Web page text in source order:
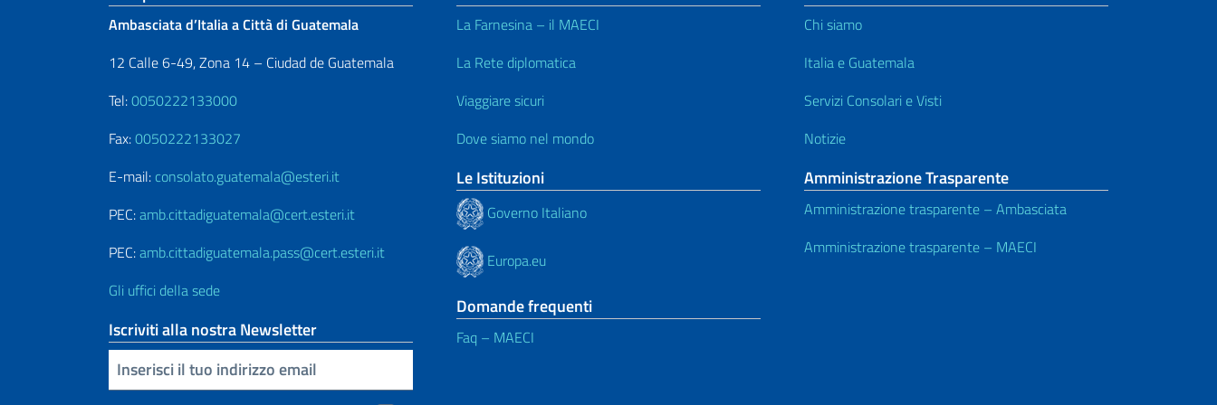
Ambasciata d’Italia a Città di Guatemala
12 Calle 6-49, Zona 14 – Ciudad de Guatemala
Tel:0050222133000
Fax:0050222133027
E-mail: consolato.guatemala@esteri.it
PEC:amb.cittadiguatemala@cert.esteri.it
PEC:amb.cittadiguatemala.pass@cert.esteri.it
Gli uffici della sede
Iscriviti alla nostra Newsletter
Inserisci la tua email
La Farnesina – il MAECI
La Rete diplomatica
Viaggiare sicuri
Dove siamo nel mondo
Le Istituzioni
Governo Italiano
Europa.eu
Domande frequenti
Faq – MAECI
Chi siamo
Italia e Guatemala
Servizi Consolari e Visti
Notizie
Amministrazione Trasparente
Amministrazione trasparente – Ambasciata
Amministrazione trasparente – MAECI